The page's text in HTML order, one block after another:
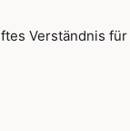
Verständnis für